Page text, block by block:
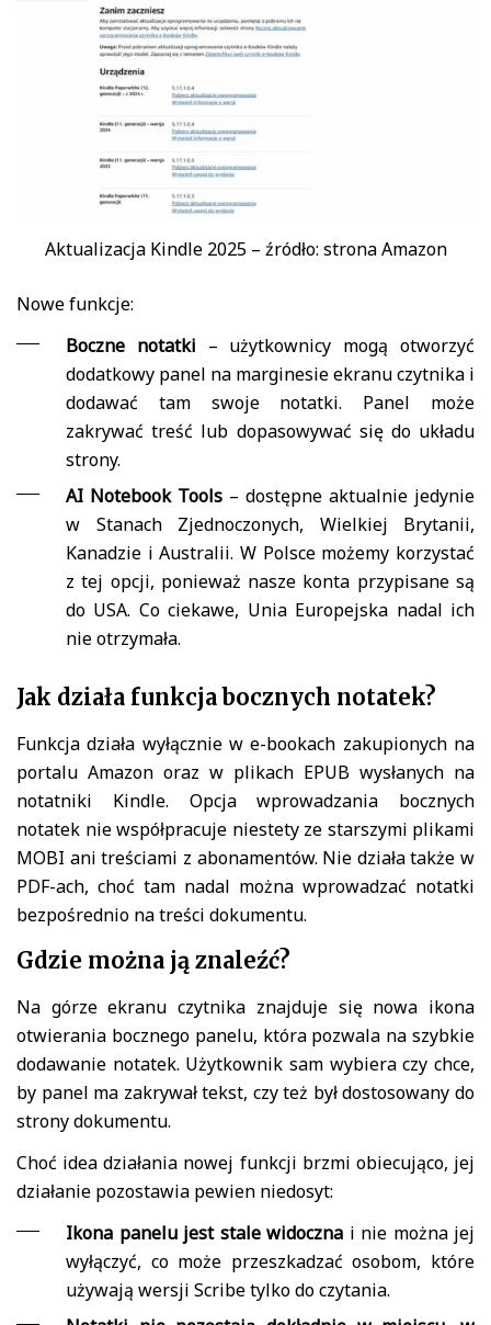
Aktualizacja Kindle 2025 – źródło: strona Amazon
Nowe funkcje:
Boczne notatki – użytkownicy mogą otworzyć
dodatkowy panel na marginesie ekranu czytnika i
dodawać tam swoje notatki. Panel może
zakrywać treść lub dopasowywać się do układu
strony.
AI Notebook Tools – dostępne aktualnie jedynie
w Stanach Zjednoczonych, Wielkiej Brytanii,
Kanadzie i Australii. W Polsce możemy korzystać
z tej opcji, ponieważ nasze konta przypisane są
do USA. Co ciekawe, Unia Europejska nadal ich
nie otrzymała.
Jak działa funkcja bocznych notatek?
Funkcja działa wyłącznie w e-bookach zakupionych na
portalu Amazon oraz w plikach EPUB wysłanych na
notatniki Kindle. Opcja wprowadzania bocznych
notatek nie współpracuje niestety ze starszymi plikami
MOBI ani treściami z abonamentów. Nie działa także w
PDF-ach, choć tam nadal można wprowadzać notatki
bezpośrednio na treści dokumentu.
Gdzie można ją znaleźć?
Na górze ekranu czytnika znajduje się nowa ikona
otwierania bocznego panelu, która pozwala na szybkie
dodawanie notatek. Użytkownik sam wybiera czy chce,
by panel ma zakrywał tekst, czy też był dostosowany do
strony dokumentu.
Choć idea działania nowej funkcji brzmi obiecująco, jej
działanie pozostawia pewien niedosyt:
Ikona panelu jest stale widoczna i nie można jej
wyłączyć, co może przeszkadzać osobom, które
używają wersji Scribe tylko do czytania.